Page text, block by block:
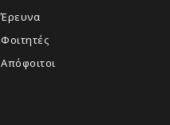
Έρευνα
Φοιτητές
Απόφοιτοι